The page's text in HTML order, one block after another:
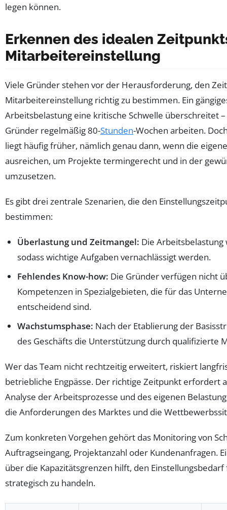
legen können.
Erkennen des idealen
Mitarbeitereinstellung
Viele Gründer stehen vor der Herausforderung, den
Mitarbeitereinstellung richtig zu bestimmen. Ein
Arbeitsbelastung eine kritische Schwelle überschreitet
Gründer regelmäßig 80-Stunden-Wochen arbeiten.
liegt häufig früher, nämlich genau dann, wenn die
ausreichen, um Projekte termingerecht und in der
umzusetzen.
Es gibt drei zentrale Szenarien, die den
bestimmen:
Überlastung und Zeitmangel: Die
sodass wichtige Aufgaben vernachlässigt werden.
Fehlendes Know-how: Die Gründer verfügen nicht
Kompetenzen in Spezialgebieten, die für das
entscheidend sind.
Wachstumsphase: Nach der Etablierung der
des Geschäfts die Unterstützung durch qualifizierte
Wer das Team nicht rechtzeitig erweitert, riskiert
betriebliche Engpässe. Der richtige Zeitpunkt erfordert
Analyse der Arbeitsprozesse und des eigenen
die Anforderungen des Marktes und die
Zum konkreten Vorgehen gehört das Monitoring von
Auftragseingang, Projektanzahl oder Kundenanfragen.
über die Kapazitätsgrenzen hilft, den
strategisch zu handeln.